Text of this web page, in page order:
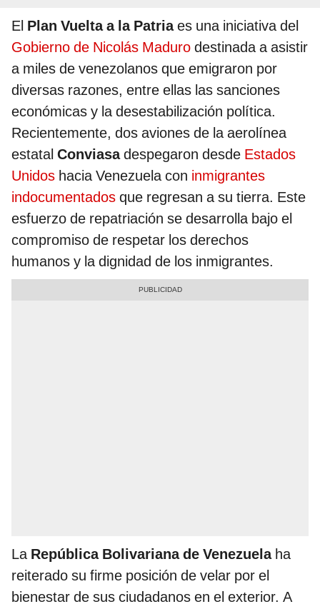
El Plan Vuelta a la Patriaes una iniciativa del
Gobierno de Nicolás Maduro destinada a asistir
a miles de venezolanos que emigraron por
diversas razones, entre ellas las sanciones
económicas y la desestabilización política.
Recientemente, dos aviones de la aerolínea
estatal Conviasadespegaron desde Estados
Unidos hacia Venezuela con inmigrantes
indocumentados que regresan a su tierra. Este
esfuerzo de repatriación se desarrolla bajo el
compromiso de respetar los derechos
humanos y la dignidad de los inmigrantes.
La República Bolivariana de Venezuelaha
reiterado su firme posición de velar por el
bienestar de sus ciudadanos en el exterior. A